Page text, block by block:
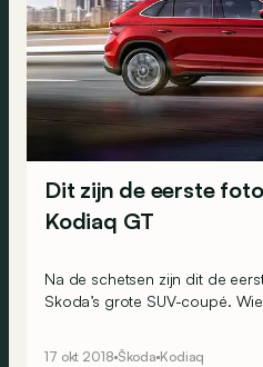
Dit zijn de eerste
Kodiaq GT
Na de schetsen zijn dit de
Skoda’s grote SUV-coupé.
17 okt 2018 Škoda Kodiaq